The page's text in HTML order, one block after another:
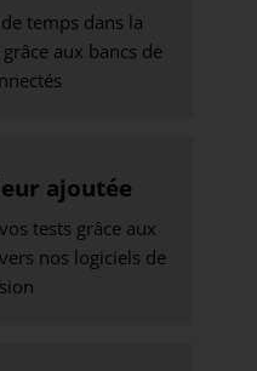
temps dans la
aux bancs de
ajoutée
tests grâce aux
nos logiciels de